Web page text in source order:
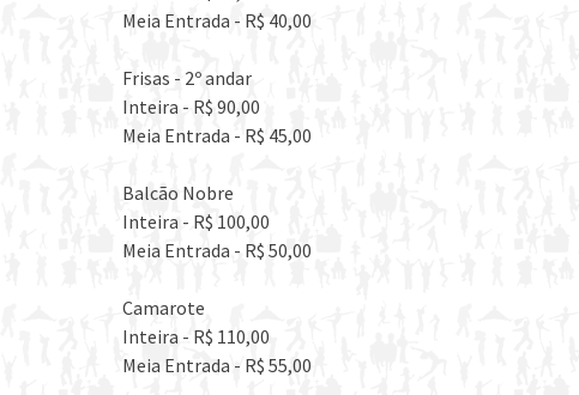
Meia Entrada - R$ 40,00
Frisas - 2º andar
Inteira - R$ 90,00
Meia Entrada - R$ 45,00
Balcão Nobre
Inteira - R$ 100,00
Meia Entrada - R$ 50,00
Camarote
Inteira - R$ 110,00
Meia Entrada - R$ 55,00